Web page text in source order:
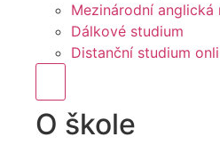
Mezinárodní anglická
Dálkové studium
Distanční studium
O škole